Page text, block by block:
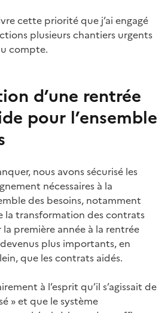
cette priorité que j’ai engagé
plusieurs chantiers urgents
compte.
d’une rentrée
pour l’ensemble
nous avons sécurisé les
nécessaires à la
des besoins, notamment
la transformation des contrats
la première année à la rentrée
devenus plus importants, en
que les contrats aidés.
à l’esprit qu’il s’agissait de
» et que le système